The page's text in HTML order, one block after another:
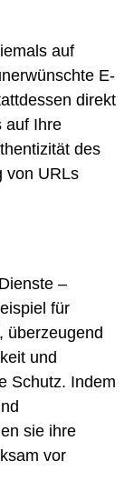
auf
E-
direkt
auf Ihre
des
von URLs
–
für
überzeugend
und
Schutz. Indem
sie ihre
vor